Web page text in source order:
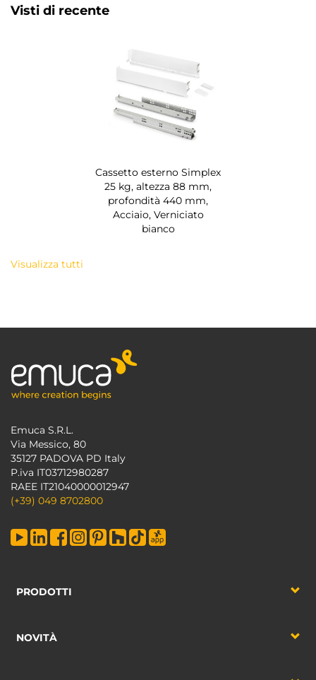
Visti di recente
Cassetto esterno Simplex
25 kg, altezza 88 mm,
profondità 440 mm,
Acciaio, Verniciato
bianco
Visualizza tutti
Emuca S.R.L.
Via Messico, 80
35127 PADOVA PD Italy
P.iva IT03712980287
RAEE IT21040000012947
(+39) 049 8702800
PRODOTTI
NOVITÀ